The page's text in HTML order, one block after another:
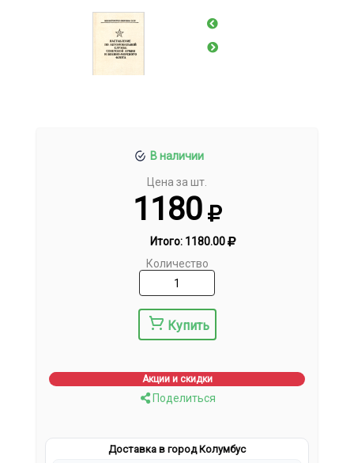
В наличии
Цена за шт.
1180
Итого: 1180.00
Количество
Купить
Акции и скидки
Поделиться
Доставка в город Колумбус